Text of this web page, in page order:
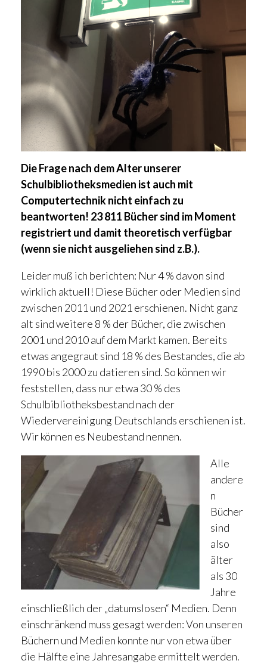
Die Frage nach dem Alter unserer
Schulbibliotheksmedien ist auch mit
Computertechnik nicht einfach zu
beantworten! 23 811 Bücher sind im Moment
registriert und damit theoretisch verfügbar
(wenn sie nicht ausgeliehen sind z.B.).
Leider muß ich berichten: Nur 4 % davon sind
wirklich aktuell! Diese Bücher oder Medien sind
zwischen 2011 und 2021 erschienen. Nicht ganz
alt sind weitere 8 % der Bücher, die zwischen
2001 und 2010 auf dem Markt kamen. Bereits
etwas angegraut sind 18 % des Bestandes, die ab
1990 bis 2000 zu datieren sind. So können wir
feststellen, dass nur etwa 30 % des
Schulbibliotheksbestand nach der
Wiedervereinigung Deutschlands erschienen ist.
Wir können es Neubestand nennen.
Alle
andere
n
Bücher
sind
also
älter
als 30
Jahre
einschließlich der „datumslosen“ Medien. Denn
einschränkend muss gesagt werden: Von unseren
Büchern und Medien konnte nur von etwa über
die Hälfte eine Jahresangabe ermittelt werden.